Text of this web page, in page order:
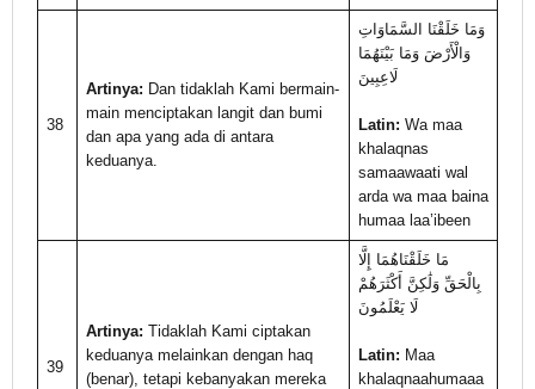
38
Artinya: Dan tidaklah Kami bermain-
main menciptakan langit dan bumi
dan apa yang ada di antara
keduanya.
وَمَا خَلَقْنَا السَّمَاوَاتِ
وَالْأَرْضَ وَمَا بَيْنَهُمَا
لَاعِبِينَ
Latin: Wa maa
khalaqnas
samaawaati wal
arda wa maa baina
humaa laa’ibeen
39
Artinya: Tidaklah Kami ciptakan
keduanya melainkan dengan haq
(benar), tetapi kebanyakan mereka
مَا خَلَقْنَاهُمَا إِلَّا
بِالْحَقِّ وَلَٰكِنَّ أَكْثَرَهُمْ
لَا يَعْلَمُونَ
Latin: Maa
khalaqnaahumaaa